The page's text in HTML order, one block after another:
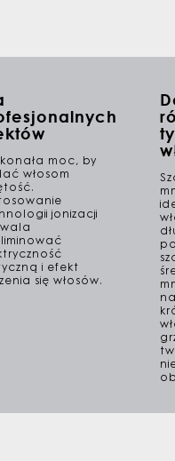
moc, by
włosom
jonizacji
i efekt
się włosów.